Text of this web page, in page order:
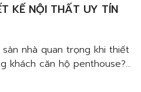
KẾ NỘI THẤT UY TÍN
nhà quan trọng khi thiết
khách căn hộ penthouse?